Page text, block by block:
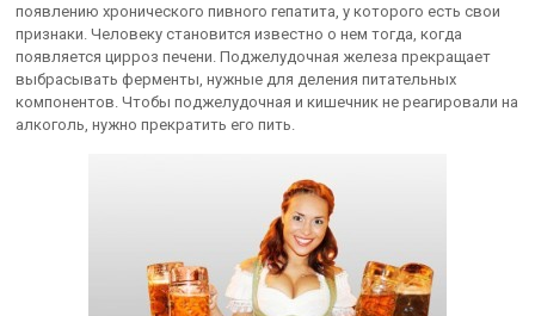
появлению хронического пивного гепатита, у которого есть свои
признаки. Человеку становится известно о нем тогда, когда
появляется цирроз печени. Поджелудочная железа прекращает
выбрасывать ферменты, нужные для деления питательных
компонентов. Чтобы поджелудочная и кишечник не реагировали на
алкоголь, нужно прекратить его пить.